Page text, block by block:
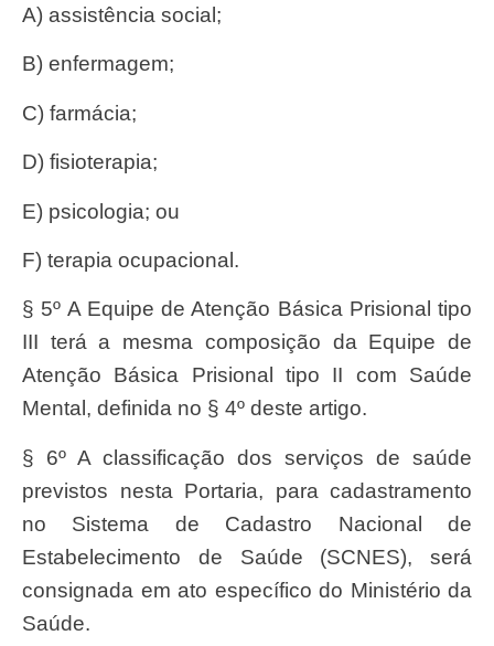
a) assistência social;
b) enfermagem;
c) farmácia;
d) fisioterapia;
e) psicologia; ou
f) terapia ocupacional.
§ 5º A Equipe de Atenção Básica Prisional tipo
III terá a mesma composição da Equipe de
Atenção Básica Prisional tipo II com Saúde
Mental, definida no § 4º deste artigo.
§ 6º A classificação dos serviços de saúde
previstos nesta Portaria, para cadastramento
no Sistema de Cadastro Nacional de
Estabelecimento de Saúde (SCNES), será
consignada em ato específico do Ministério da
Saúde.